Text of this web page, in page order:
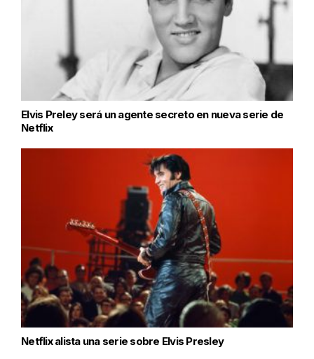
Elvis Preley será un agente secreto en nueva serie de
Netflix
Netflix alista una serie sobre Elvis Presley